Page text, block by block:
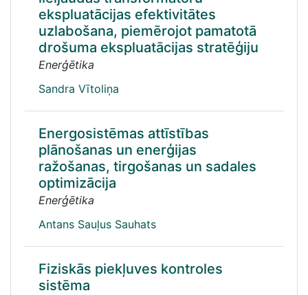
ekspluatācijas efektivitātes
uzlabošana, piemērojot pamatotā
drošuma ekspluatācijas stratēģiju
Enerģētika
Sandra Vītoliņa
Energosistēmas attīstības
plānošanas un enerģijas
ražošanas, tirgošanas un sadales
optimizācija
Enerģētika
Antans Sauļus Sauhats
Fiziskās piekļuves kontroles
sistēma